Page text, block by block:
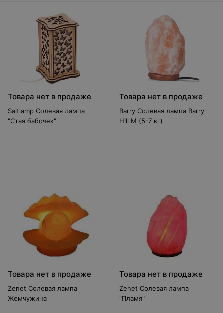
Товара нет в продаже
Saltlamp Солевая лампа
"Стая бабочек"
Товара нет в продаже
Barry Солевая лампа Barry
Hill М (5-7 кг)
Товара нет в продаже
Zenet Солевая лампа
Жемчужина
Товара нет в продаже
Zenet Солевая лампа
"Пламя"